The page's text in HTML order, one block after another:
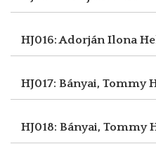
HJ016: Adorján Ilona
HJ017: Bányai, Tommy
HJ018: Bányai, Tommy